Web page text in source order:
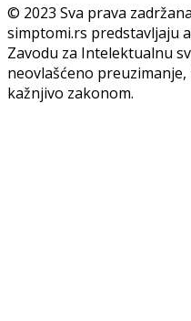
© 2023 Sva prava
simptomi.rs predstavljaju
Zavodu za Intelektualnu
neovlašćeno
kažnjivo zakonom.